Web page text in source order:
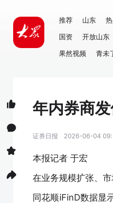
推荐 山东
国资
开放山东
果然视频
青未
年内券商
证券日报 2026-06-04
本报记者 于宏
在业务规模扩张、
同花顺iFinD数据显